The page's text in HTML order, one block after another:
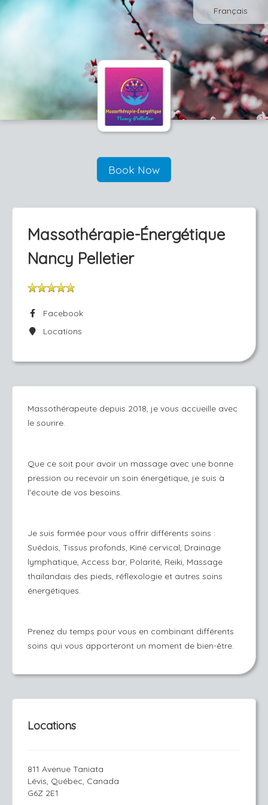
Français
Book Now
Massothérapie-Énergétique
Nancy Pelletier
Facebook
Locations
Massothérapeute depuis 2018, je vous accueille avec
le sourire.
Que ce soit pour avoir un massage avec une bonne
pression ou recevoir un soin énergétique, je suis à
l'écoute de vos besoins.
Je suis formée pour vous offrir différents soins :
Suédois, Tissus profonds, Kiné cervical, Drainage
lymphatique, Access bar, Polarité, Reiki, Massage
thaïlandais des pieds, réflexologie et autres soins
énergétiques.
Prenez du temps pour vous en combinant différents
soins qui vous apporteront un moment de bien-être.
Locations
811 Avenue Taniata
Lévis, Québec, Canada
G6Z 2E1